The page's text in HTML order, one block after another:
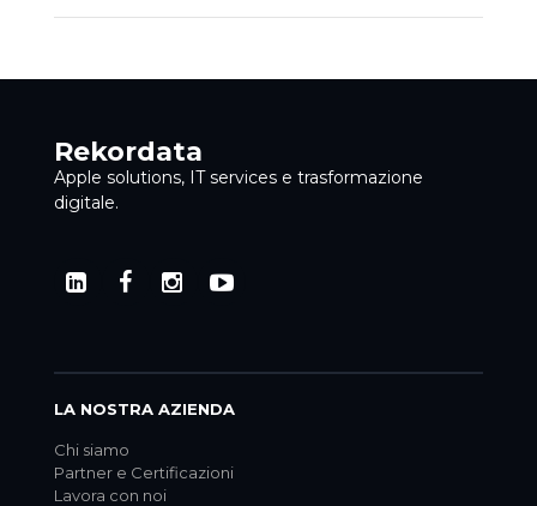
Rekordata
Apple solutions, IT services e trasformazione
digitale.
LA NOSTRA AZIENDA
Chi siamo
Partner e Certificazioni
Lavora con noi